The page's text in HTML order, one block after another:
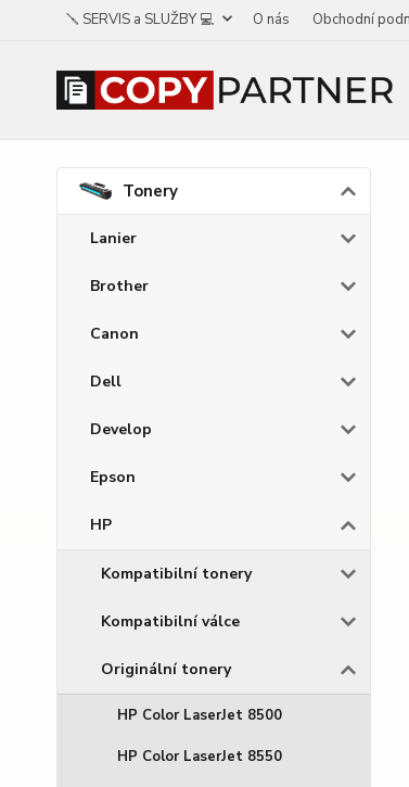
🪛 SERVIS a SLUŽBY 💻 O nás Obchodní
Tonery
Lanier
Brother
Canon
Dell
Develop
Epson
HP
Kompatibilní tonery
Kompatibilní válce
Originální tonery
HP Color LaserJet 8500
HP Color LaserJet 8550